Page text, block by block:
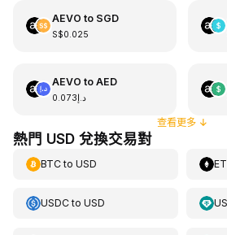
AEVO to SGD
S$0.025
AEVO to AED
د.إ0.073
查看更多↓
熱門 USD 兌換交易對
BTCto USD
USDCto USD